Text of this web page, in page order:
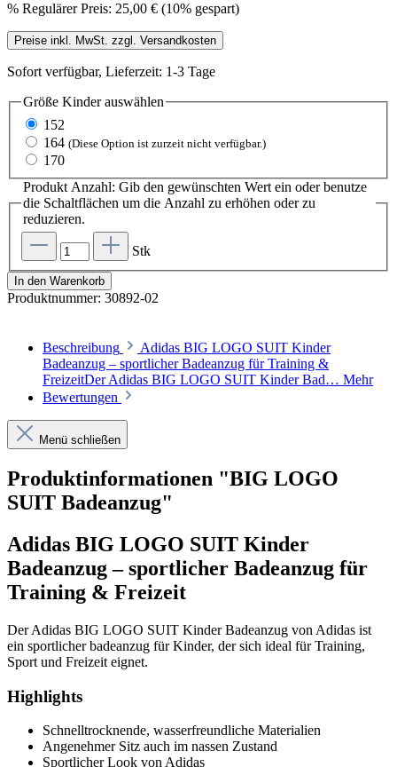
% Regulärer Preis: 25,00 € (10% gespart)
Preise inkl. MwSt. zzgl. Versandkosten
Sofort verfügbar, Lieferzeit: 1-3 Tage
Größe Kinderauswählen
152
164 (Diese Option ist zurzeit nicht verfügbar.)
170
Produkt Anzahl: Gib den gewünschten Wert ein oder benutze
die Schaltflächen um die Anzahl zu erhöhen oder zu
reduzieren.
Stk
In den Warenkorb
Produktnummer: 30892-02
Beschreibung
Adidas BIG LOGO SUIT Kinder
Badeanzug – sportlicher Badeanzug für Training &
FreizeitDer Adidas BIG LOGO SUIT Kinder Bad… Mehr
Bewertungen
Menü schließen
Produktinformationen "BIG LOGO
SUIT Badeanzug"
Adidas BIG LOGO SUIT Kinder
Badeanzug – sportlicher Badeanzug für
Training & Freizeit
Der Adidas BIG LOGO SUIT Kinder Badeanzug von Adidas ist
ein sportlicher badeanzug für Kinder, der sich ideal für Training,
Sport und Freizeit eignet.
Highlights
Schnelltrocknende, wasserfreundliche Materialien
Angenehmer Sitz auch im nassen Zustand
Sportlicher Look von Adidas